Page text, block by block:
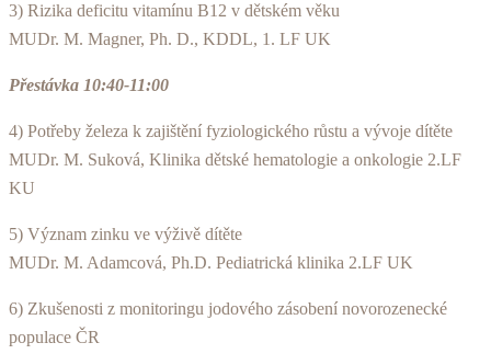
3) Rizika deficitu vitamínu B12 v dětském věku
MUDr. M. Magner, Ph. D., KDDL, 1. LF UK
Přestávka 10:40-11:00
4) Potřeby železa k zajištění fyziologického růstu a vývoje dítěte
MUDr. M. Suková, Klinika dětské hematologie a onkologie 2.LF
KU
5) Význam zinku ve výživě dítěte
MUDr. M. Adamcová, Ph.D. Pediatrická klinika 2.LF UK
6) Zkušenosti z monitoringu jodového zásobení novorozenecké
populace ČR